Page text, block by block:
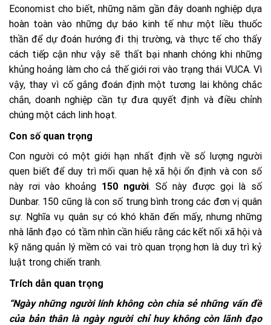
Economist cho biết, những năm gần đây doanh nghiệp dựa
hoàn toàn vào những dự báo kinh tế như một liều thuốc
thần để dự đoán hướng đi thị trường, và thực tế cho thấy
cách tiếp cận như vậy sẽ thất bại nhanh chóng khi những
khủng hoảng làm cho cả thế giới rơi vào trạng thái VUCA. Vì
vậy, thay vì cố gắng đoán định một tương lai không chắc
chắn, doanh nghiệp cần tự đưa quyết định và điều chỉnh
chúng một cách linh hoạt.
Con số quan trọng
Con người có một giới hạn nhất định về số lượng người
quen biết để duy trì mối quan hệ xã hội ổn định và con số
này rơi vào khoảng 150 người. Số này được gọi là số
Dunbar. 150 cũng là con số trung bình trong các đơn vị quân
sự. Nghĩa vụ quân sự có khó khăn đến mấy, nhưng những
nhà lãnh đạo có tầm nhìn cần hiểu rằng các kết nối xã hội và
kỹ năng quản lý mềm có vai trò quan trọng hơn là duy trì kỷ
luật trong chiến tranh.
Trích dẫn quan trọng
“Ngày những người lính không còn chia sẻ những vấn đề
của bản thân là ngày người chỉ huy không còn lãnh đạo